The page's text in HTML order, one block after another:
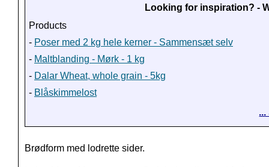
Looking for inspiration? -
Products
- Poser med 2 kg hele kerner - Sammensæt selv
- Maltblanding - Mørk - 1 kg
- Dalar Wheat, whole grain - 5kg
- Blåskimmelost
Brødform med lodrette sider.